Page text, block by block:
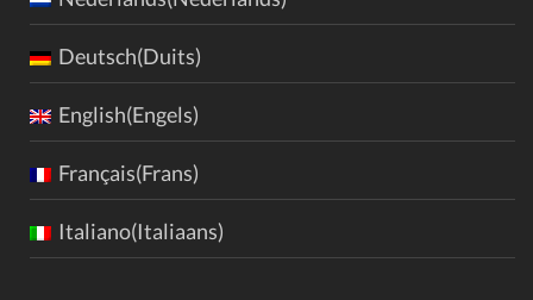
Deutsch(Duits)
English(Engels)
Français(Frans)
Italiano(Italiaans)